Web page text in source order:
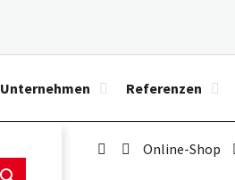
Unternehmen Referenzen
Online-Shop